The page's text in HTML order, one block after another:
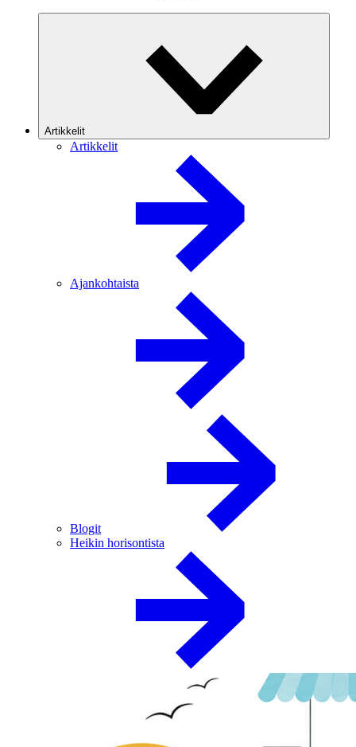
Artikkelit
Artikkelit
Ajankohtaista
Blogit
Heikin horisontista